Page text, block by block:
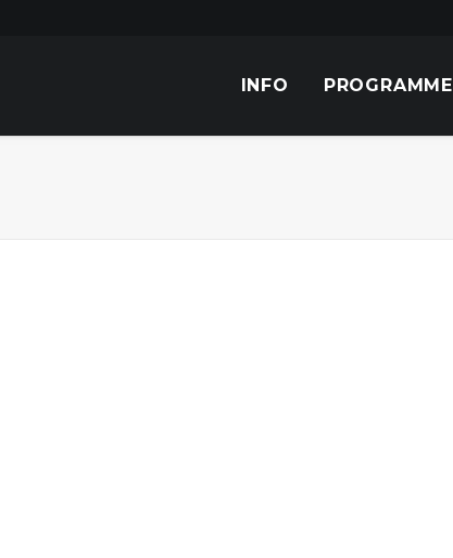
INFO PROGRAMME